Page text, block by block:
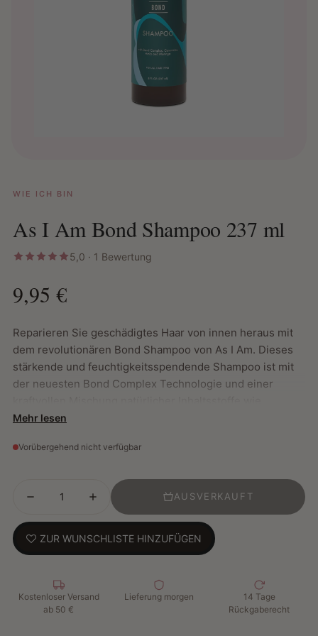
WIE ICH BIN
As I Am Bond Shampoo 237 ml
5,0 · 1 Bewertung
9,95 €
Reparieren Sie geschädigtes Haar von innen heraus mit
dem revolutionären Bond Shampoo von As I Am. Dieses
stärkende und feuchtigkeitsspendende Shampoo ist mit
der neuesten Bond Complex Technologie und einer
Moringa, Amla und Ceramiden angereichert. Die Formel
repariert gleichzeitig durch Hitze, chemische
Die fortschrittliche Technologie dringt tief in die
Haarfasern ein, um gebrochene Verbindungen zu
drastisch zu reduzieren. Das Ergebnis: kräftigeres,
glänzenderes und gesünder aussehendes Haar – schon
Mehr lesen
Vorübergehend nicht verfügbar
AUSVERKAUFT
ZUR WUNSCHLISTE HINZUFÜGEN
Kostenloser Versand
ab 50 €
Lieferung morgen
14 Tage
Rückgaberecht